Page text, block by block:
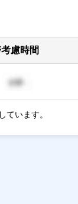
慮時間
います。